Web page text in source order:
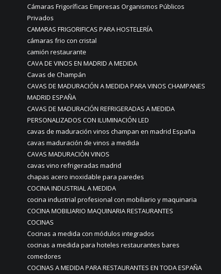
Cámaras Frigoríficas Empresas Organismos Públicos
Privados
CAMARAS FRIGORIFICAS PARA HOSTELERÍA
cámaras frio con cristal
camión restaurante
CAVA DE VINOS EN MADRID A MEDIDA
Cavas de Champán
CAVAS DE MADURACIÓN A MEDIDA PARA VINOS CHAMPANES
MADRID ESPAÑA
CAVAS DE MADURACIÓN REFRIGERADAS A MEDIDA
PERSONALIZADOS CON ILUMINACIÓN LED
cavas de maduración vinos champan en madrid España
cavas maduración de vinos a medida
CAVAS MADURACIÓN VINOS
cavas vino refrigeradas madrid
chapas acero inoxidable para paredes
COCINA INDUSTRIAL A MEDIDA
cocina industrial profesional con mobiliario y maquinaria
COCINA MOBILIARIO MAQUINARIA RESTAURANTES
COCINAS
Cocinas a medida con módulos integrados
cocinas a medida para hoteles restaurantes bares
comedores
COCINAS A MEDIDA PARA RESTAURANTES EN TODA ESPAÑA